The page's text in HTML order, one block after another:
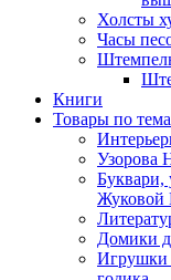
Холсты
Часы
Книги
Товары по
Узорова
Буквари,
Жуковой
Домики
Игрушки